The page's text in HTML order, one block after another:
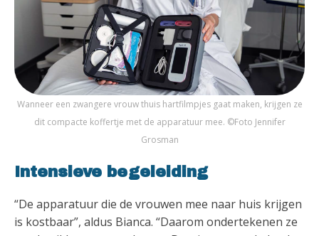
Wanneer een zwangere vrouw thuis hartfilmpjes gaat maken, krijgen ze
dit compacte koffertje met de apparatuur mee. ©Foto Jennifer
Grosman
Intensieve begeleiding
“De apparatuur die de vrouwen mee naar huis krijgen
is kostbaar”, aldus Bianca. “Daarom ondertekenen ze